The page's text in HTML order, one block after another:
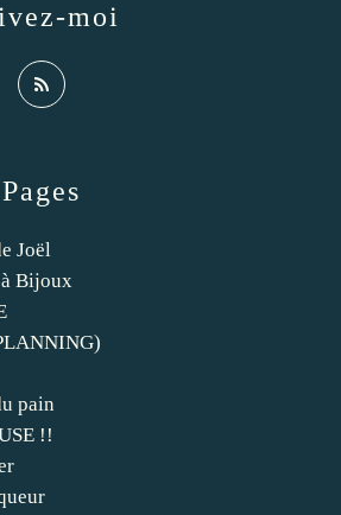
Pages
Joël
Bijoux
pain
!!
moi